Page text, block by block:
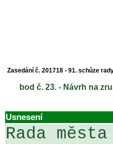
Zasedání č. 201718 - 91. schůze
bod č. 23. - Návrh na
Usnesení
Rada města